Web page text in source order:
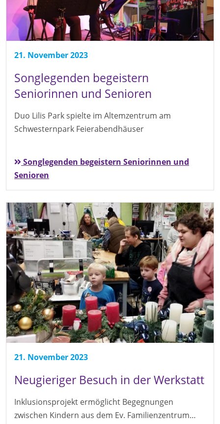
21. November 2023
Songlegenden begeistern
Seniorinnen und Senioren
Duo Lilis Park spielte im Altemzentrum am
Schwesternpark Feierabendhäuser
Songlegenden begeistern Seniorinnen und
Senioren
21. November 2023
Neugieriger Besuch in der Werkstatt
Inklusionsprojekt ermöglicht Begegnungen
zwischen Kindern aus dem Ev. Familienzentrum…